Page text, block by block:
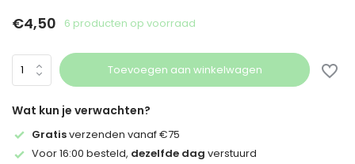
€4,50 6 producten op voorraad
Toevoegen aan winkelwagen
Wat kun je verwachten?
Gratisverzenden vanaf €75
Voor 16:00 besteld, dezelfde dag verstuurd